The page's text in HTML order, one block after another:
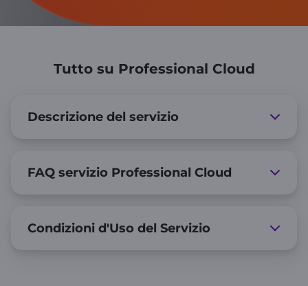
Tutto su Professional Cloud
Descrizione del servizio
FAQ servizio Professional Cloud
Condizioni d'Uso del Servizio